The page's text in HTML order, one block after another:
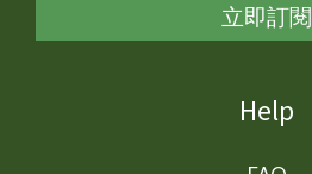
立即訂閱
Help